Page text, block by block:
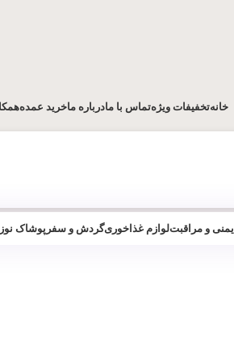
خانهتخفیفات ویژهتماس با مادرباره ماخرید عمده
ایمنی و مراقبتلوازم غذاخوریگردش و سفر پوشاک